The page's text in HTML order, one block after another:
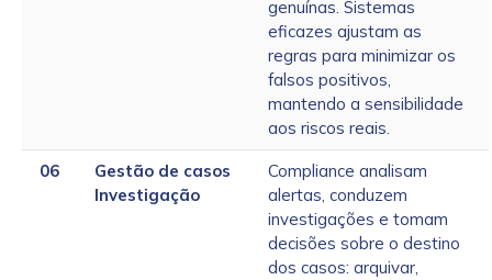
genuínas. Sistemas
eficazes ajustam as
regras para minimizar os
falsos positivos,
mantendo a sensibilidade
aos riscos reais.
06
Gestão de casos
Investigação
Compliance analisam
alertas, conduzem
investigações e tomam
decisões sobre o destino
dos casos: arquivar,